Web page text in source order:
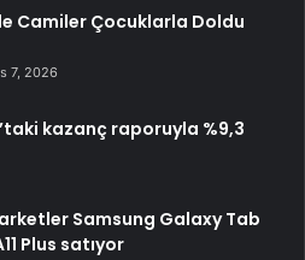
Camiler Çocuklarla Doldu
7, 2026
kazanç raporuyla %9,3
Samsung Galaxy Tab
Plus satıyor